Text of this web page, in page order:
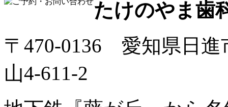
たけのやま歯
〒470-0136 愛知県日進
山4-611-2